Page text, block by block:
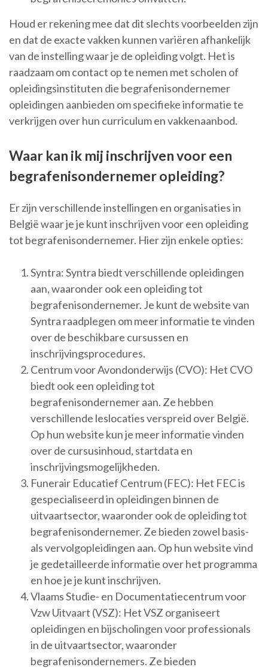
Houd er rekening mee dat dit slechts voorbeelden zijn
en dat de exacte vakken kunnen variëren afhankelijk
van de instelling waar je de opleiding volgt. Het is
raadzaam om contact op te nemen met scholen of
opleidingsinstituten die begrafenisondernemer
opleidingen aanbieden om specifieke informatie te
verkrijgen over hun curriculum en vakkenaanbod.
Waar kan ik mij inschrijven voor een
begrafenisondernemer opleiding?
Er zijn verschillende instellingen en organisaties in
België waar je je kunt inschrijven voor een opleiding
tot begrafenisondernemer. Hier zijn enkele opties:
Syntra: Syntra biedt verschillende opleidingen
aan, waaronder ook een opleiding tot
begrafenisondernemer. Je kunt de website van
Syntra raadplegen om meer informatie te vinden
over de beschikbare cursussen en
inschrijvingsprocedures.
Centrum voor Avondonderwijs (CVO): Het CVO
biedt ook een opleiding tot
begrafenisondernemer aan. Ze hebben
verschillende leslocaties verspreid over België.
Op hun website kun je meer informatie vinden
over de cursusinhoud, startdata en
inschrijvingsmogelijkheden.
Funerair Educatief Centrum (FEC): Het FEC is
gespecialiseerd in opleidingen binnen de
uitvaartsector, waaronder ook de opleiding tot
begrafenisondernemer. Ze bieden zowel basis-
als vervolgopleidingen aan. Op hun website vind
je gedetailleerde informatie over het programma
en hoe je je kunt inschrijven.
Vlaams Studie- en Documentatiecentrum voor
Vzw Uitvaart (VSZ): Het VSZ organiseert
opleidingen en bijscholingen voor professionals
in de uitvaartsector, waaronder
begrafenisondernemers. Ze bieden